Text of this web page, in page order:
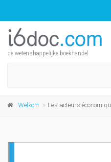
de wetenshappelijke boekhandel
Welkom Les acteurs économiques de la culture